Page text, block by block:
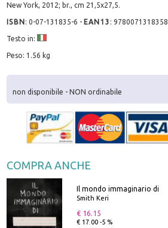
New York, 2012; br., cm 21,5x27,5.
ISBN:0-07-131835-6 - EAN13 :9780071318358
Testo in:
Peso: 1.56 kg
non disponibile - NON ordinabile
COMPRA ANCHE
Il mondo immaginario di
Smith Keri
€ 16.15
€ 17.00 -5 %